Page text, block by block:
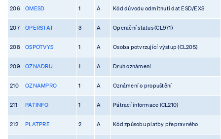
206 OMESD 1 A Kód důvodu odmítnutí dat ESD/EXS
207 OPERSTAT 3 A Operační status (CL971)
208 OSPOTVYS 1 A Osoba potvrzující výstup (CL205)
209 OZNADRU 1 A Druh oznámení
210 OZNAMPRO 1 A Oznámení o propuštění
211 PATINFO 1 A Pátrací informace (CL210)
212 PLATPRE 2 A Kód způsobu platby přepravného